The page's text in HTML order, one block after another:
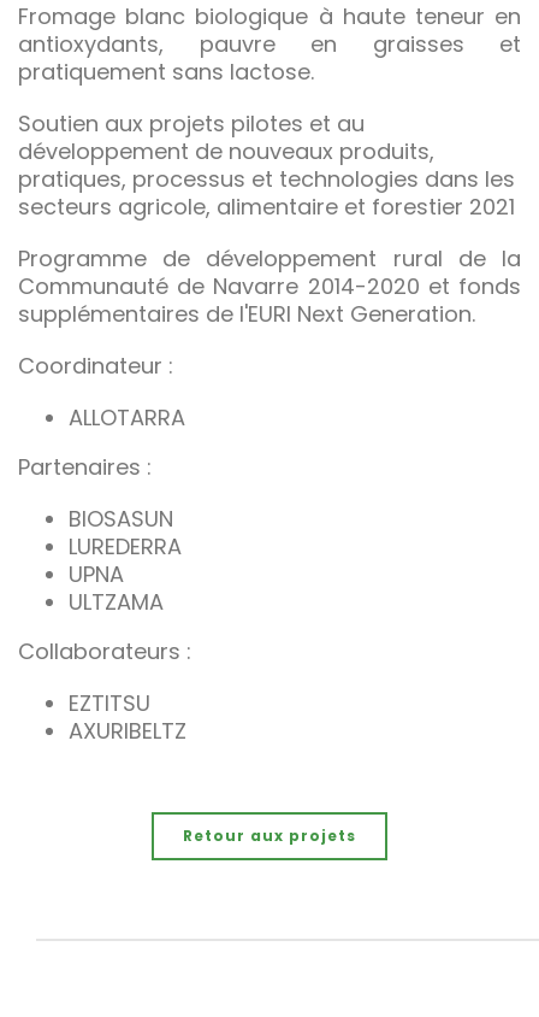
Fromage blanc biologique à haute teneur en
antioxydants, pauvre en graisses et
pratiquement sans lactose.
Soutien aux projets pilotes et au
développement de nouveaux produits,
pratiques, processus et technologies dans les
secteurs agricole, alimentaire et forestier 2021
Programme de développement rural de la
Communauté de Navarre 2014-2020 et fonds
supplémentaires de l'EURI Next Generation.
Coordinateur :
ALLOTARRA
Partenaires :
BIOSASUN
LUREDERRA
UPNA
ULTZAMA
Collaborateurs :
EZTITSU
AXURIBELTZ
Retour aux projets